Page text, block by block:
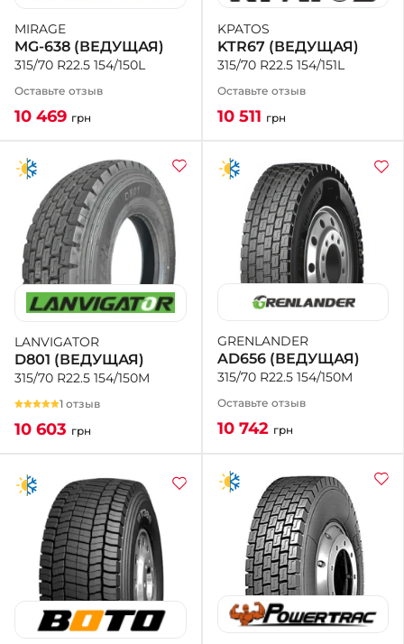
MIRAGE
MG-638 (ВЕДУЩАЯ)
315/70 R22.5 154/150L
Оставьте отзыв
10 469 грн
KPATOS
KTR67 (ВЕДУЩАЯ)
315/70 R22.5 154/151L
Оставьте отзыв
10 511 грн
LANVIGATOR
D801 (ВЕДУЩАЯ)
315/70 R22.5 154/150M
1 отзыв
10 603 грн
GRENLANDER
AD656 (ВЕДУЩАЯ)
315/70 R22.5 154/150M
Оставьте отзыв
10 742 грн